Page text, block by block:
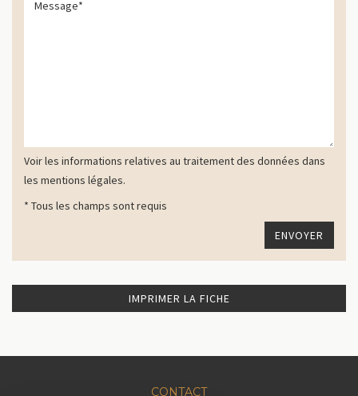
Voir les informations relatives au traitement des données dans
les mentions légales.
* Tous les champs sont requis
IMPRIMER LA FICHE
CONTACT